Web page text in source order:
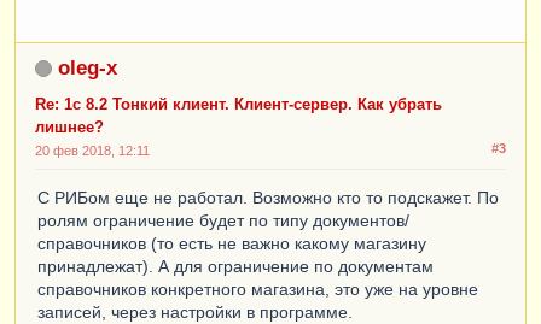
oleg-x
Re: 1с 8.2 Тонкий клиент. Клиент-сервер. Как убрать
лишнее?
#3
20 фев 2018, 12:11
С РИБом еще не работал. Возможно кто то подскажет. По
ролям ограничение будет по типу документов/
справочников (то есть не важно какому магазину
принадлежат). А для ограничение по документам
справочников конкретного магазина, это уже на уровне
записей, через настройки в программе.